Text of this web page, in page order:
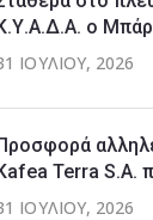
ο
ΙΟΥΛΊΟΥ, 2026
Terra S.A.
ΙΟΥΛΊΟΥ, 2026